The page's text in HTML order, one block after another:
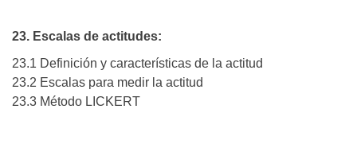
23. Escalas de actitudes:
23.1 Definición y características de la actitud
23.2 Escalas para medir la actitud
23.3 Método LICKERT